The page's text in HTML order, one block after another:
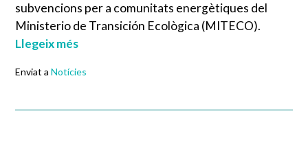
subvencions per a comunitats energètiques del
Ministerio de Transición Ecològica (MITECO).
Llegeix més
Enviat a Notícies